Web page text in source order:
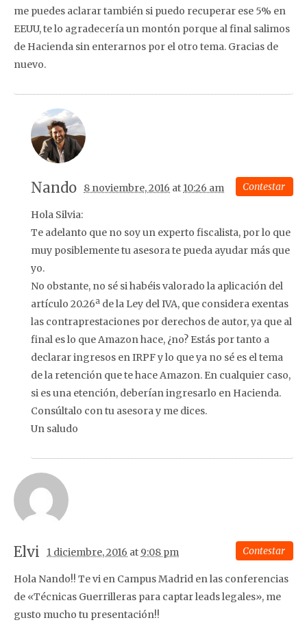
me puedes aclarar también si puedo recuperar ese 5% en
EEUU, te lo agradecería un montón porque al final salimos
de Hacienda sin enterarnos por el otro tema. Gracias de
nuevo.
Nando 8 noviembre, 2016 at 10:26 am Contestar
Hola Silvia:
Te adelanto que no soy un experto fiscalista, por lo que
muy posiblemente tu asesora te pueda ayudar más que
yo.
No obstante, no sé si habéis valorado la aplicación del
artículo 20.26ª de la Ley del IVA, que considera exentas
las contraprestaciones por derechos de autor, ya que al
final es lo que Amazon hace, ¿no? Estás por tanto a
declarar ingresos en IRPF y lo que ya no sé es el tema
de la retención que te hace Amazon. En cualquier caso,
si es una etención, deberían ingresarlo en Hacienda.
Consúltalo con tu asesora y me dices.
Un saludo
Elvi 1 diciembre, 2016 at 9:08 pm Contestar
Hola Nando!! Te vi en Campus Madrid en las conferencias
de «Técnicas Guerrilleras para captar leads legales», me
gusto mucho tu presentación!!